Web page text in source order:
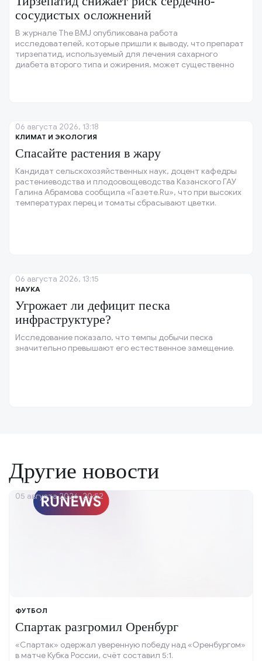
сосудистых осложнений
В журнале The BMJ опубликована работа
исследователей, которые пришли к выводу, что препарат
тирзепатид, используемый для лечения сахарного
диабета второго типа и ожирения, может существенно
КЛИМАТ И ЭКОЛОГИЯ
Спасайте растения в жару
Кандидат сельскохозяйственных наук, доцент кафедры
растениеводства и плодоовощеводства Казанского ГАУ
Галина Абрамова сообщила «Газете.Ru», что при высоких
температурах перец и томаты сбрасывают цветки.
06 августа 2026, 13:18
НАУКА
Угрожает ли дефицит песка
инфраструктуре?
Исследование показало, что темпы добычи песка
значительно превышают его естественное замещение.
06 августа 2026, 13:15
Другие новости
ФУТБОЛ
Спартак разгромил Оренбург
«Спартак» одержал уверенную победу над «Оренбургом»
в матче Кубка России, счёт составил 5:1.
05 августа 2026, 20:52